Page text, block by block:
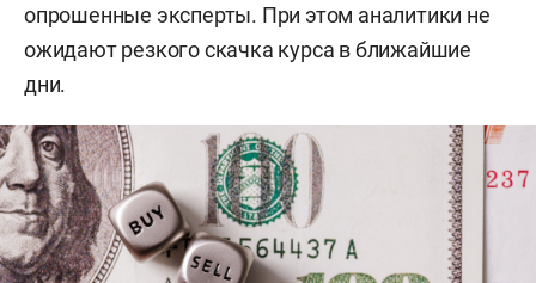
опрошенные эксперты. При этом аналитики не
ожидают резкого скачка курса в ближайшие
дни.